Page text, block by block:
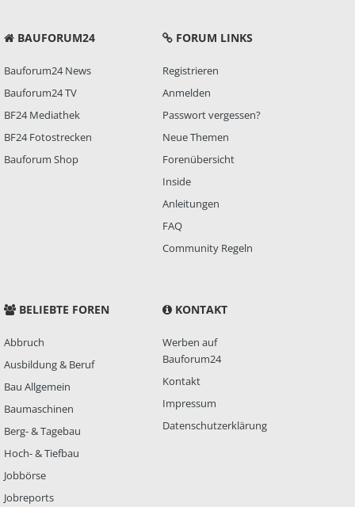
BAUFORUM24
Bauforum24 News
Bauforum24 TV
BF24 Mediathek
BF24 Fotostrecken
Bauforum Shop
FORUM LINKS
Registrieren
Anmelden
Passwort vergessen?
Neue Themen
Forenübersicht
Inside
Anleitungen
FAQ
Community Regeln
BELIEBTE FOREN
Abbruch
Ausbildung & Beruf
Bau Allgemein
Baumaschinen
Berg- & Tagebau
Hoch- & Tiefbau
Jobbörse
Jobreports
KONTAKT
Werben auf
Bauforum24
Kontakt
Impressum
Datenschutzerklärung